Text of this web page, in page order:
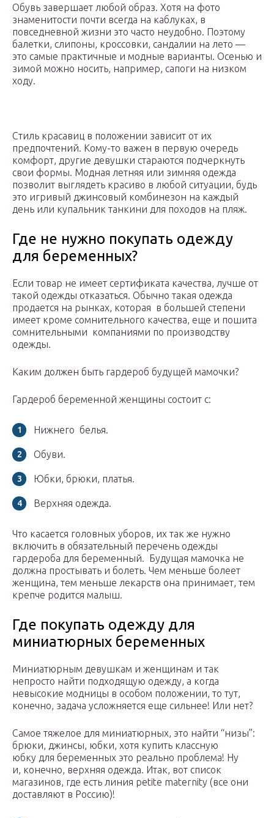
Обувь завершает любой образ. Хотя на фото
знаменитости почти всегда на каблуках, в
повседневной жизни это часто неудобно. Поэтому
балетки, слипоны, кроссовки, сандалии на лето —
это самые практичные и модные варианты. Осенью и
зимой можно носить, например, сапоги на низком
ходу.
Стиль красавиц в положении зависит от их
предпочтений. Кому-то важен в первую очередь
комфорт, другие девушки стараются подчеркнуть
свои формы. Модная летняя или зимняя одежда
позволит выглядеть красиво в любой ситуации, будь
это игривый джинсовый комбинезон на каждый
день или купальник танкини для походов на пляж.
Где не нужно покупать одежду
для беременных?
Если товар не имеет сертификата качества, лучше от
такой одежды отказаться. Обычно такая одежда
продается на рынках, которая в большей степени
имеет кроме сомнительного качества, еще и пошита
сомнительными компаниями по производству
одежды.
Каким должен быть гардероб будущей мамочки?
Гардероб беременной женщины состоит с:
Нижнего белья.
Обуви.
Юбки, брюки, платья.
Верхняя одежда.
Что касается головных уборов, их так же нужно
включить в обязательный перечень одежды
гардероба для беременный. Будущая мамочка не
должна простывать и болеть. Чем меньше болеет
женщина, тем меньше лекарств она принимает, тем
крепче родится малыш.
Где покупать одежду для
миниатюрных беременных
Миниатюрным девушкам и женщинам и так
непросто найти подходящую одежду, а когда
невысокие модницы в особом положении, то тут,
конечно, задача усложняется еще сильнее! Или нет?
Самое тяжелое для миниатюрных, это найти “низы”:
брюки, джинсы, юбки, хотя купить классную
юбку для беременных это реально проблема! Ну
и, конечно, верхняя одежда. Итак, вот список
магазинов, где есть линия petite maternity (все они
доставляют в Россию)!